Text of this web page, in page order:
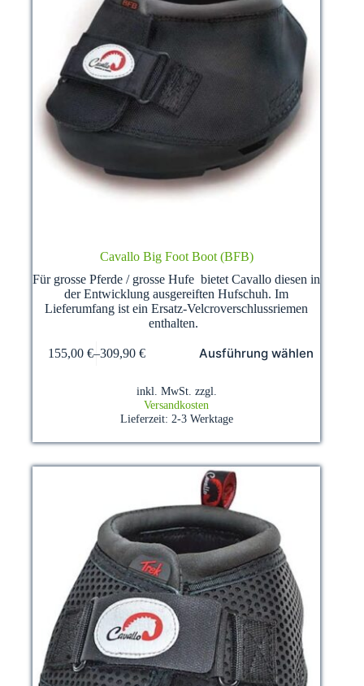
Cavallo Big Foot Boot (BFB)
Für grosse Pferde / grosse Hufe bietet Cavallo diesen in
der Entwicklung ausgereiften Hufschuh. Im
Lieferumfang ist ein Ersatz-Velcroverschlussriemen
enthalten.
155,00 €–309,90 € Ausführung wählen
Produkt
Optionen
inkl. MwSt. zzgl.
Versandkosten
Lieferzeit: 2-3 Werktage